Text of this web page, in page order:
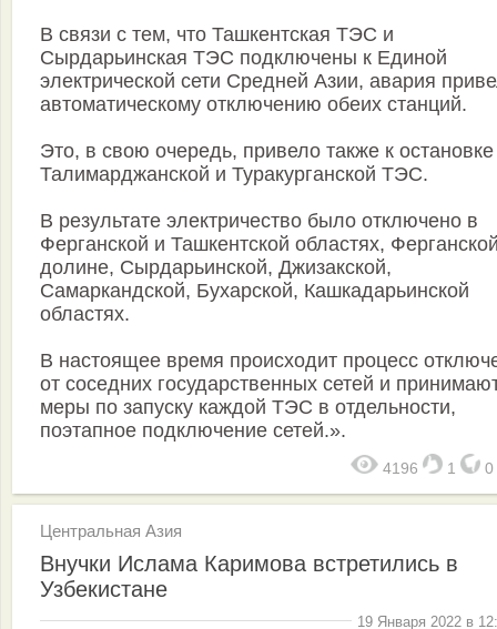
В связи с тем, что Ташкентская ТЭС и
Сырдарьинская ТЭС подключены к Единой
электрической сети Средней Азии, авария
автоматическому отключению обеих станций.
Это, в свою очередь, привело также к остановке
Талимарджанской и Туракурганской ТЭС.
В результате электричество было отключено в
Ферганской и Ташкентской областях,
долине, Сырдарьинской, Джизакской,
Самаркандской, Бухарской, Кашкадарьинской
областях.
В настоящее время происходит процесс
от соседних государственных сетей и
меры по запуску каждой ТЭС в отдельности,
поэтапное подключение сетей.».
4196 1 0
Центральная Азия
Внучки Ислама Каримова встретились в
Узбекистане
19 Января 2022 в